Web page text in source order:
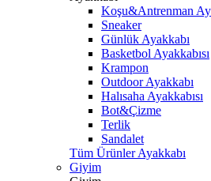
Koşu&Antrenman
Sneaker
Günlük Ayakkabı
Basketbol Ayakkabısı
Krampon
Outdoor Ayakkabı
Halısaha Ayakkabısı
Bot&Çizme
Terlik
Sandalet
Tüm Ürünler Ayakkabı
Giyim